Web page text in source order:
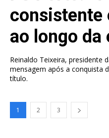
consistente
ao longo da
Reinaldo Teixeira, presidente
mensagem após a conquista
título.
1 2 3